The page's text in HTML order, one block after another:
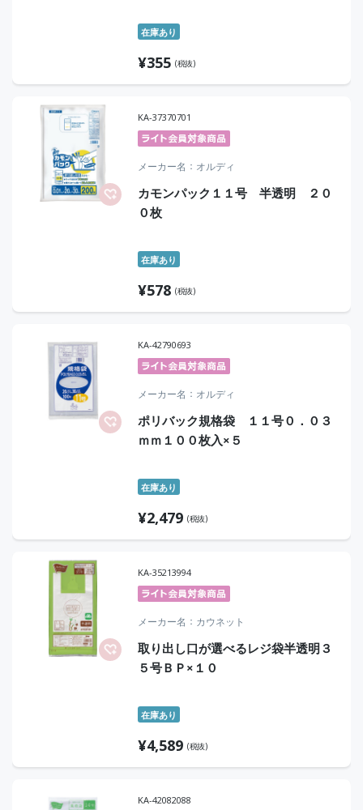
在庫あり
¥355 (税抜)
KA-37370701
メーカー名 オルディ
カモンパック１１号 半透明 ２０
０枚
在庫あり
¥578 (税抜)
KA-42790693
メーカー名 オルディ
ポリバック規格袋 １１号０．０３
ｍｍ１００枚入×５
在庫あり
¥2,479 (税抜)
KA-35213994
メーカー名 カウネット
取り出し口が選べるレジ袋半透明３
５号ＢＰ×１０
在庫あり
¥4,589 (税抜)
KA-42082088